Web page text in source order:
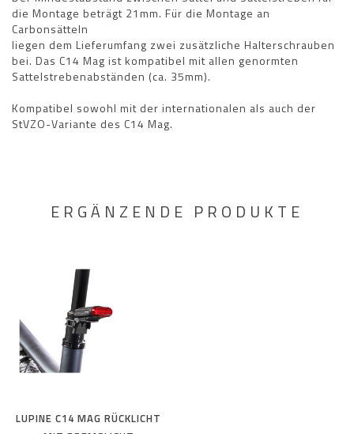
die Montage beträgt 21mm. Für die Montage an
Carbonsätteln
liegen dem Lieferumfang zwei zusätzliche Halterschrauben
bei. Das C14 Mag ist kompatibel mit allen genormten
Sattelstrebenabständen (ca. 35mm).
Kompatibel sowohl mit der internationalen als auch der
StVZO-Variante des C14 Mag.
ERGÄNZENDE PRODUKTE
LUPINE C14 MAG RÜCKLICHT